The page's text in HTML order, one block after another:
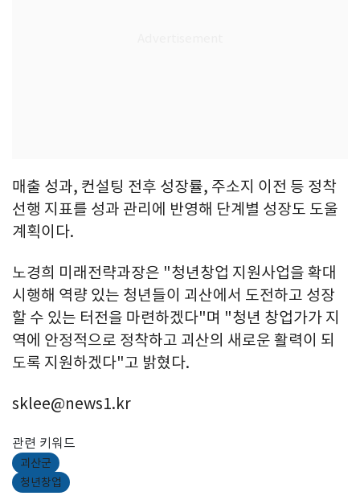
매출 성과, 컨설팅 전후 성장률, 주소지 이전 등 정착
선행 지표를 성과 관리에 반영해 단계별 성장도 도울
계획이다.
노경희 미래전략과장은 "청년창업 지원사업을 확대
시행해 역량 있는 청년들이 괴산에서 도전하고 성장
할 수 있는 터전을 마련하겠다"며 "청년 창업가가 지
역에 안정적으로 정착하고 괴산의 새로운 활력이 되
도록 지원하겠다"고 밝혔다.
sklee@news1.kr
관련 키워드
괴산군
청년창업